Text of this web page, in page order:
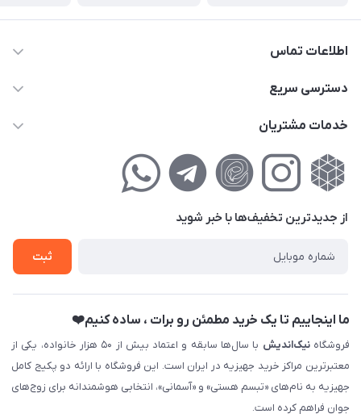
اطلاعات تماس
02177111474
کوچه گلریز 4 غربی ، پلاک 13
دسترسی سریع
حساب کاربری
لیست محصولات
خدمات مشتریان
راهنمای‌خرید‌آنلاین
حریم خصوصی
فروش‌اقساطی
از جدید‌ترین تخفیف‌ها با‌ خبر شوید
ثبت
ما اینجاییم تا یک خرید مطمئن رو برات ، ساده کنیم❤️
فروشگاهنیک‌اندیش
با سال‌ها سابقه و اعتماد بیش از ۵۰ هزار خانواده، یکی از
معتبرترین مراکز خرید جهیزیه در ایران است. این فروشگاه با ارائه دو پکیج کامل
جهیزیه به نام‌های «تبسم هستی» و «آسمانی»، انتخابی هوشمندانه برای زوج‌های
جوان فراهم کرده است.